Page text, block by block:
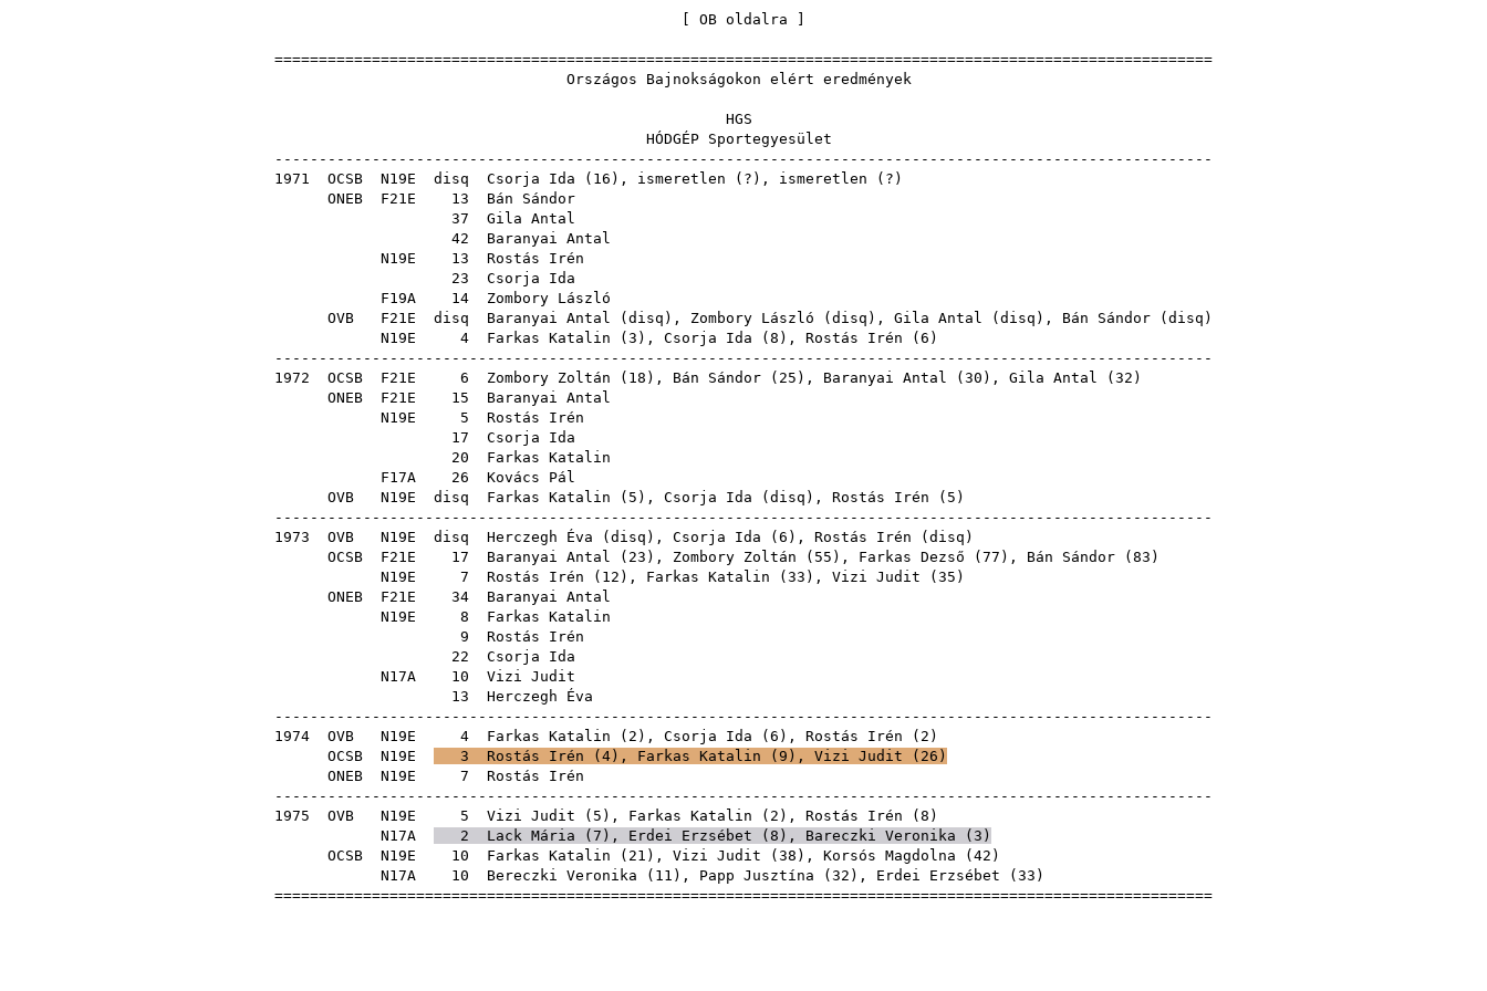
OB oldalra
==========================================================================================================
Országos Bajnokságokon elért eredmények
HGS
HÓDGÉP Sportegyesület
----------------------------------------------------------------------------------------------------------
1971 OCSB N19E disq Csorja Ida ( 16 ), ismeretlen (?), ismeretlen (?)
ONEB F21E 13
Bán Sándor
37
Gila Antal
42
Baranyai Antal
N19E 13
Rostás Irén
23
Csorja Ida
F19A 14
Zombory László
OVB F21E disq Baranyai Antal ( disq ), Zombory László ( disq ), Gila Antal ( disq ), Bán Sándor ( disq )
N19E 4 Farkas Katalin ( 3 ), Csorja Ida ( 8 ), Rostás Irén ( 6 )
----------------------------------------------------------------------------------------------------------
1972 OCSB F21E 6 Zombory Zoltán ( 18 ), Bán Sándor ( 25 ), Baranyai Antal ( 30 ), Gila Antal ( 32 )
ONEB F21E 15
Baranyai Antal
N19E 5
Rostás Irén
17
Csorja Ida
20
Farkas Katalin
F17A 26
Kovács Pál
OVB N19E disq Farkas Katalin ( 5 ), Csorja Ida ( disq ), Rostás Irén ( 5 )
----------------------------------------------------------------------------------------------------------
1973 OVB N19E disq Herczegh Éva ( disq ), Csorja Ida ( 6 ), Rostás Irén ( disq )
OCSB F21E 17 Baranyai Antal ( 23 ), Zombory Zoltán ( 55 ), Farkas Dezső ( 77 ), Bán Sándor ( 83 )
N19E 7 Rostás Irén ( 12 ), Farkas Katalin ( 33 ), Vizi Judit ( 35 )
ONEB F21E 34
Baranyai Antal
N19E 8
Farkas Katalin
9
Rostás Irén
22
Csorja Ida
N17A 10
Vizi Judit
13
Herczegh Éva
----------------------------------------------------------------------------------------------------------
1974 OVB N19E 4 Farkas Katalin ( 2 ), Csorja Ida ( 6 ), Rostás Irén ( 2 )
OCSB N19E 3 Rostás Irén ( 4 ), Farkas Katalin ( 9 ), Vizi Judit ( 26 )
ONEB N19E 7
Rostás Irén
----------------------------------------------------------------------------------------------------------
1975 OVB N19E 5 Vizi Judit ( 5 ), Farkas Katalin ( 2 ), Rostás Irén ( 8 )
N17A
2 Lack Mária ( 7 ), Erdei Erzsébet ( 8 ), Bareczki Veronika ( 3 )
OCSB N19E 10 Farkas Katalin ( 21 ), Vizi Judit ( 38 ), Korsós Magdolna ( 42 )
N17A 10 Bereczki Veronika ( 11 ), Papp Jusztína ( 32 ), Erdei Erzsébet ( 33 )
==========================================================================================================